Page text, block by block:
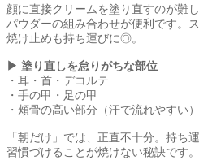
顔に直接クリームを塗り直すのが難
パウダーの組み合わせが便利です。
焼け止めも持ち運びに◎。
▶ 塗り直しを怠りがちな部位
・耳・首・デコルテ
・手の甲・足の甲
・頬骨の高い部分（汗で流れやすい）
「朝だけ」では、正直不十分。持ち
習慣づけることが焼けない秘訣です。